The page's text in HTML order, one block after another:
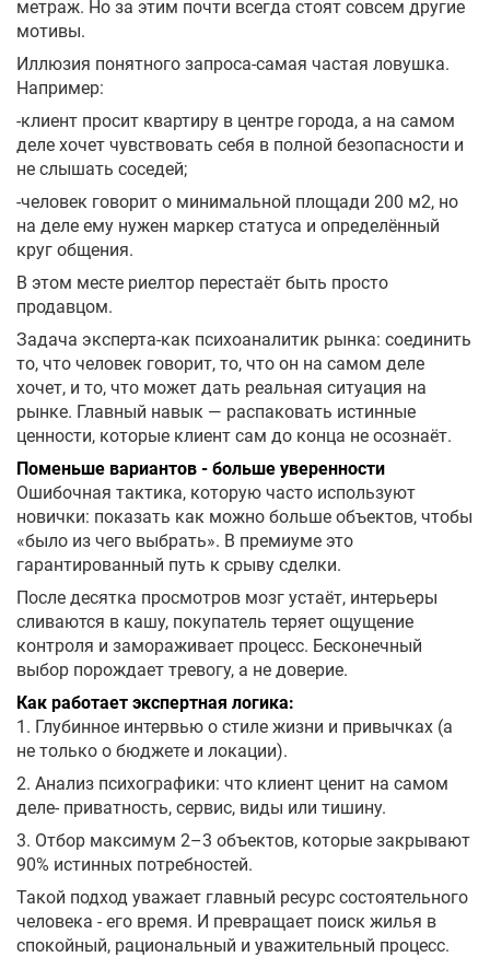
метраж. Но за этим почти всегда стоят совсем другие
мотивы.
Иллюзия понятного запроса-самая частая ловушка.
Например:
-клиент просит квартиру в центре города, а на самом
деле хочет чувствовать себя в полной безопасности и
не слышать соседей;
-человек говорит о минимальной площади 200 м2, но
на деле ему нужен маркер статуса и определённый
круг общения.
В этом месте риелтор перестаёт быть просто
продавцом.
Задача эксперта-как психоаналитик рынка: соединить
то, что человек говорит, то, что он на самом деле
хочет, и то, что может дать реальная ситуация на
рынке. Главный навык — распаковать истинные
ценности, которые клиент сам до конца не осознаёт.
Поменьше вариантов - больше уверенности
Ошибочная тактика, которую часто используют
новички: показать как можно больше объектов, чтобы
«было из чего выбрать». В премиуме это
гарантированный путь к срыву сделки.
После десятка просмотров мозг устаёт, интерьеры
сливаются в кашу, покупатель теряет ощущение
контроля и замораживает процесс. Бесконечный
выбор порождает тревогу, а не доверие.
Как работает экспертная логика:
1. Глубинное интервью о стиле жизни и привычках (а
не только о бюджете и локации).
2. Анализ психографики: что клиент ценит на самом
деле- приватность, сервис, виды или тишину.
3. Отбор максимум 2–3 объектов, которые закрывают
90% истинных потребностей.
Такой подход уважает главный ресурс состоятельного
человека - его время. И превращает поиск жилья в
спокойный, рациональный и уважительный процесс.